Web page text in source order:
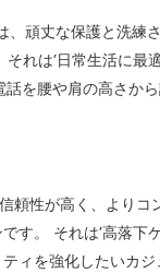
、頑丈な保護と洗練
れは’日常生活に最
話を腰や肩の高さか
頼性が高く、よりコ
す。 それは’高落下
ィを強化したいカ